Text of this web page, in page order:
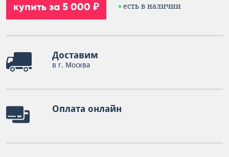
купить за 5 000 ₽ есть в наличии
Доставим
в г. Москва
Оплата онлайн